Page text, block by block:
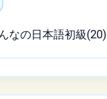
なの日本語初級(20)